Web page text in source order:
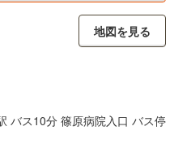
地図を見る
バス10分 篠原病院入口 バス停